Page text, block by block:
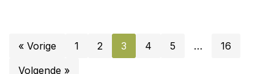
« Vorige 1 2 3 4 5 …
16
Volgende »